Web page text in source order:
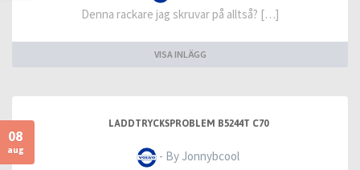
Denna rackare jag skruvar på alltså? […]
VISA INLÄGG
08
aug
LADDTRYCKSPROBLEM B5244T C70
- By Jonnybcool